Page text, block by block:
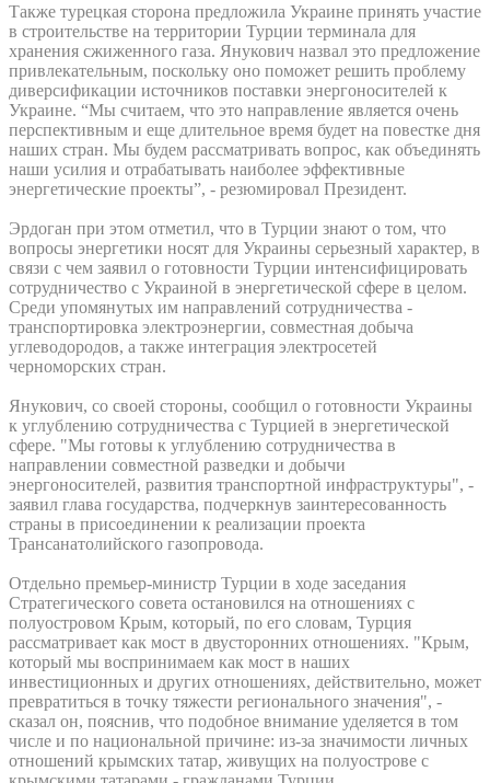
Также турецкая сторона предложила Украине принять участие
в строительстве на территории Турции терминала для
хранения сжиженного газа. Янукович назвал это предложение
привлекательным, поскольку оно поможет решить проблему
диверсификации источников поставки энергоносителей к
Украине. “Мы считаем, что это направление является очень
перспективным и еще длительное время будет на повестке дня
наших стран. Мы будем рассматривать вопрос, как объединять
наши усилия и отрабатывать наиболее эффективные
энергетические проекты”, - резюмировал Президент.
Эрдоган при этом отметил, что в Турции знают о том, что
вопросы энергетики носят для Украины серьезный характер, в
связи с чем заявил о готовности Турции интенсифицировать
сотрудничество с Украиной в энергетической сфере в целом.
Среди упомянутых им направлений сотрудничества -
транспортировка электроэнергии, совместная добыча
углеводородов, а также интеграция электросетей
черноморских стран.
Янукович, со своей стороны, сообщил о готовности Украины
к углублению сотрудничества с Турцией в энергетической
сфере. "Мы готовы к углублению сотрудничества в
направлении совместной разведки и добычи
энергоносителей, развития транспортной инфраструктуры", -
заявил глава государства, подчеркнув заинтересованность
страны в присоединении к реализации проекта
Трансанатолийского газопровода.
Отдельно премьер-министр Турции в ходе заседания
Стратегического совета остановился на отношениях с
полуостровом Крым, который, по его словам, Турция
рассматривает как мост в двусторонних отношениях. "Крым,
который мы воспринимаем как мост в наших
инвестиционных и других отношениях, действительно, может
превратиться в точку тяжести регионального значения", -
сказал он, пояснив, что подобное внимание уделяется в том
числе и по национальной причине: из-за значимости личных
отношений крымских татар, живущих на полуострове с